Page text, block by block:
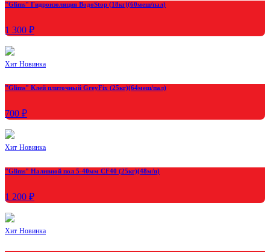
"Glims" Гидроизоляция ВодоStop (18кг)(60меш/пал)
1 300 ₽
Хит Новинка
"Glims" Клей плиточный GreyFix (25кг)(64меш/пал)
700 ₽
Хит Новинка
"Glims" Наливной пол 5-40мм CF40 (25кг)(48м/п)
1 200 ₽
Хит Новинка